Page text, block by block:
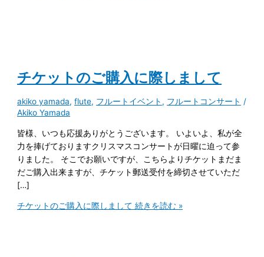
チケットのご購入に際しまして
akiko yamada,flute, フルートイベント , フルートコンサート /
Akiko Yamada
皆様、いつも応援ありがとうございます。 いよいよ、私が全
力を捧げておりますクリスマスコンサートが日曜に迫って参
りました。 そこでお願いですが、こちらよりチケットまだま
だご購入出来ますが、チケット郵送受付を締切させていただ
[…]
チケットのご購入に際しまして 続きを読む »